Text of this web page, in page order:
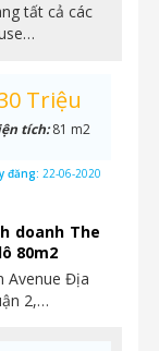
tất cả các
doanh The
80m2
Avenue Địa
2,…
Triệu
tích:81 m2
đăng: 22-06-2020